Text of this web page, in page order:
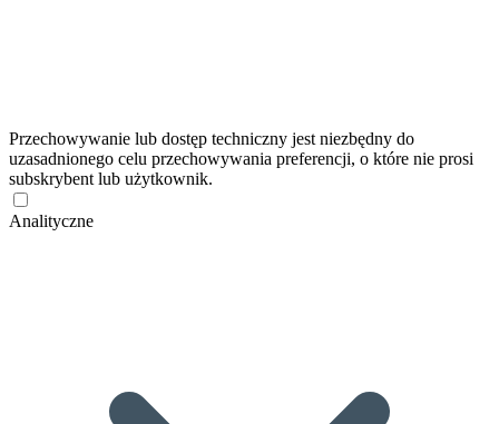
Przechowywanie lub dostęp techniczny jest niezbędny do
uzasadnionego celu przechowywania preferencji, o które nie prosi
subskrybent lub użytkownik.
Analityczne